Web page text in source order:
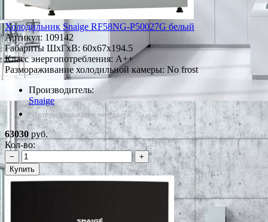
Холодильник Snaige RF58NG-P50027G белый
Артикул: 109142
Габариты ШxГxВ: 60x67x194.5
Класс энергопотребления: A++
Размораживание холодильной камеры: No frost
Производитель:
Snaige
*Наличие уточняйте у менеджера
63030 руб.
Кол-во:
−
+
Купить